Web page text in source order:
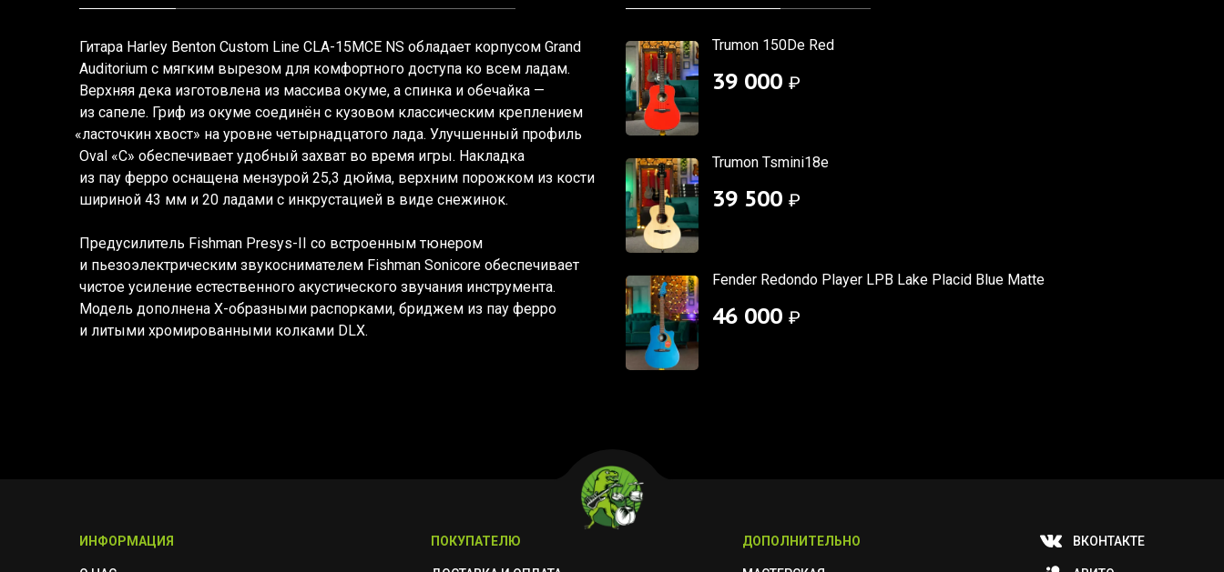
Гитара Harley Benton Custom Line CLA-15MCE NS обладает корпусом Grand
Auditorium с мягким вырезом для комфортного доступа ко всем ладам.
Верхняя дека изготовлена из массива окуме, а спинка и обечайка —
из сапеле. Гриф из окуме соединён с кузовом классическим креплением
«ласточкин хвост» на уровне четырнадцатого лада. Улучшенный профиль
Oval «C» обеспечивает удобный захват во время игры. Накладка
из пау ферро оснащена мензурой 25,3 дюйма, верхним порожком из кости
шириной 43 мм и 20 ладами с инкрустацией в виде снежинок.
Предусилитель Fishman Presys-II со встроенным тюнером
и пьезоэлектрическим звукоснимателем Fishman Sonicore обеспечивает
чистое усиление естественного акустического звучания инструмента.
Модель дополнена Х-образными распорками, бриджем из пау ферро
и литыми хромированными колками DLX.
Trumon 150De Red
39 000 ₽
Trumon Tsmini18e
39 500 ₽
Fender Redondo Player LPB Lake Placid Blue Matte
46 000 ₽
ИНФОРМАЦИЯ ПОКУПАТЕЛЮ ДОПОЛНИТЕЛЬНО ВКОНТАКТЕ